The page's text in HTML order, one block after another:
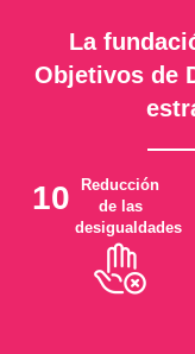
La
Objetivos de
10
Reducción
de las
desigualdades